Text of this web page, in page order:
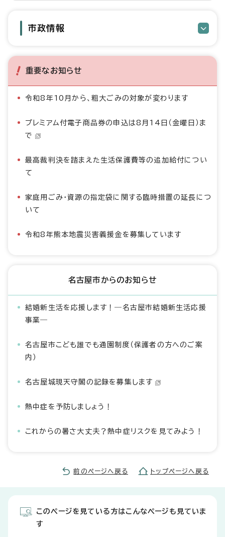
市政情報
重要なお知らせ
令和8年10月から、粗大ごみの対象が変わります
プレミアム付電子商品券の申込は8月14日（金曜日）ま
で
最高裁判決を踏まえた生活保護費等の追加給付につい
て
家庭用ごみ・資源の指定袋に関する臨時措置の延長につ
いて
令和8年熊本地震災害義援金を募集しています
名古屋市からのお知らせ
結婚新生活を応援します！―名古屋市結婚新生活応援
事業―
名古屋市こども誰でも通園制度（保護者の方へのご案
内）
名古屋城現天守閣の記録を募集します
熱中症を予防しましょう！
これからの暑さ大丈夫？熱中症リスクを見てみよう！
前のページへ戻る トップページへ戻る
このページを見ている方はこんなページも見ていま
す